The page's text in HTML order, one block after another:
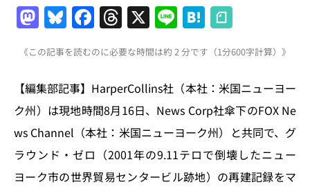
M
a
st
o
d
o
n
Bl
u
e
s
k
y
F
a
c
e
b
o
o
k
T
h
re
a
d
s
X Li
n
e
H
at
e
n
a
《この記事を読むのに必要な時間は約 2 分です（1分600字計算）》
【編集部記事】HarperCollins社（本社：米国ニューヨー
ク州）は現地時間8月16日、News Corp社傘下のFOX Ne
ws Channel（本社：米国ニューヨーク州）と共同で、グ
ラウンド・ゼロ（2001年の9.11テロで倒壊したニュー
ヨーク市の世界貿易センタービル跡地）の再建記録をマ